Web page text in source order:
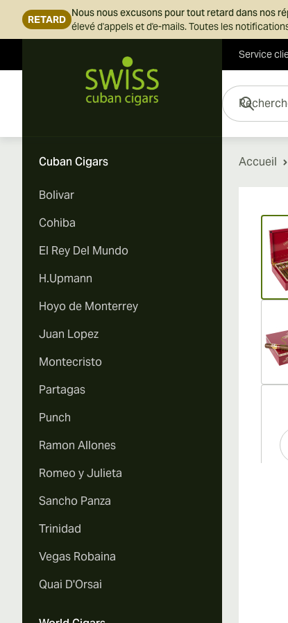
RETARD
Nous nous excusons pour tout retard dans nos
élevé d'appels et d'e-mails. Toutes les
Service
Rechercher
Cuban Cigars
Bolivar
Cohiba
El Rey Del Mundo
H.Upmann
Hoyo de Monterrey
Juan Lopez
Montecristo
Partagas
Punch
Ramon Allones
Romeo y Julieta
Sancho Panza
Trinidad
Vegas Robaina
Quai D'Orsai
Accueil